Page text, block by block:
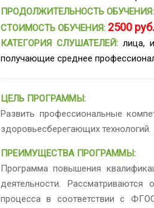
ПРОДОЛЖИТЕЛЬНОСТЬ ОБУЧЕНИЯ:
СТОИМОСТЬ ОБУЧЕНИЯ: 2500 руб.
КАТЕГОРИЯ СЛУШАТЕЛЕЙ: лица,
получающие среднее
ЦЕЛЬ ПРОГРАММЫ:
Развить профессиональные
здоровьесберегающих технологий.
ПРЕИМУЩЕСТВА ПРОГРАММЫ:
Программа повышения
деятельности.
процесса в соответствии с